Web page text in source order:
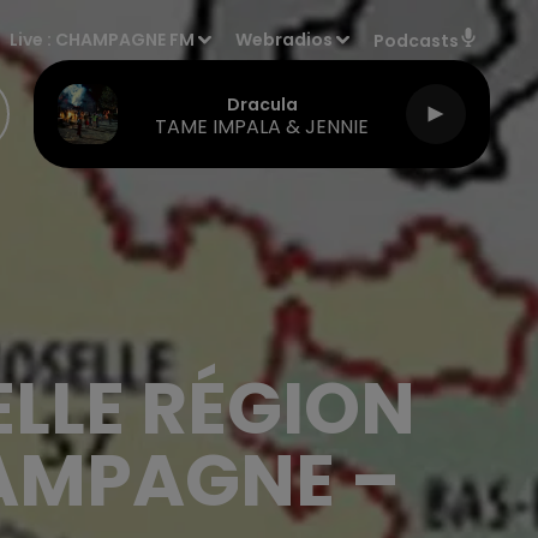
Live : CHAMPAGNE FM Webradios Podcasts
Dracula
TAME IMPALA & JENNIE
RÉGION
–